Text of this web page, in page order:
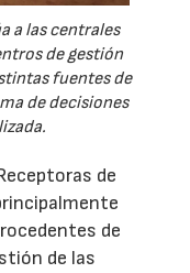
a las centrales
de gestión
fuentes de
de decisiones
de
de
de las